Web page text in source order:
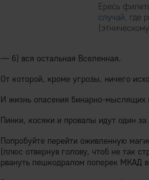
Ересь
случай, где
— б) вся остальная Вселенная.
От которой, кроме угрозы, ничего
И жизнь опасения бинарно-мыслящих
Пинки, косяки и провалы идут один за
Попробуйте перейти оживленную
(плюс отвернув голову, чтоб не так
рвануть пешкодралом поперек МКАД